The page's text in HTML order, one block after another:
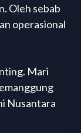
Oleh sebab
operasional
Mari
Nusantara